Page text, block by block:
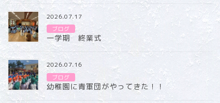
2026.07.17
ブログ
一学期 終業式
2026.07.16
ブログ
幼稚園に青軍団がやってきた！！